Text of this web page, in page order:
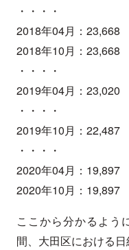
・・・・
2018年04月：23,668
2018年10月：23,668
・・・・
2019年04月：23,020
・・・・
2019年10月：22,487
・・・・
2020年04月：19,897
2020年10月：19,897
ここから分かるよう
間、大田区における